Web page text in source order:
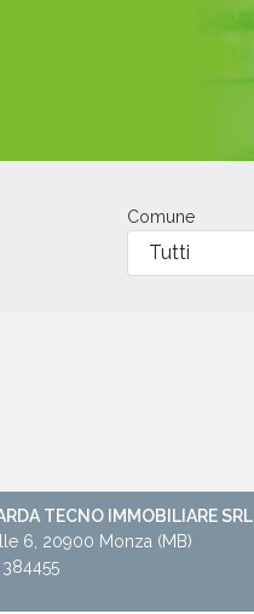
Comune
TECNO IMMOBILIARE SRL
6, 20900 Monza (MB)